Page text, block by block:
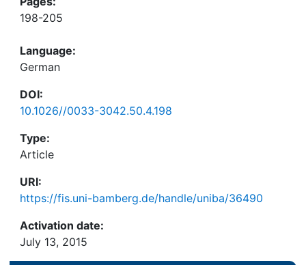
198-205
Language:
German
DOI:
10.1026//0033-3042.50.4.198
Type:
Article
URI:
https://fis.uni-bamberg.de/handle/uniba/36490
Activation date:
July 13, 2015